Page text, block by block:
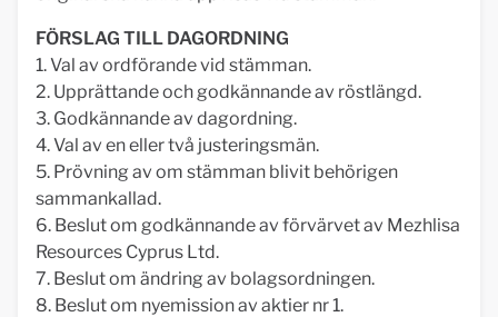
FÖRSLAG TILL DAGORDNING
1. Val av ordförande vid stämman.
2. Upprättande och godkännande av röstlängd.
3. Godkännande av dagordning.
4. Val av en eller två justeringsmän.
5. Prövning av om stämman blivit behörigen
sammankallad.
6. Beslut om godkännande av förvärvet av Mezhlisa
Resources Cyprus Ltd.
7. Beslut om ändring av bolagsordningen.
8. Beslut om nyemission av aktier nr 1.